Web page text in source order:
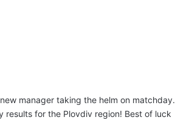
manager taking the helm on matchday.
for the Plovdiv region! Best of luck